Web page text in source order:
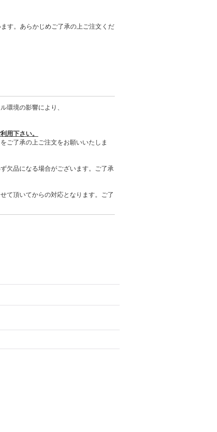
す。あらかじめご了承の上ご注文くだ
環境の影響により、
用下さい。
ご了承の上ご注文をお願いいたしま
欠品になる場合がございます。ご了承
て頂いてからの対応となります。ご了